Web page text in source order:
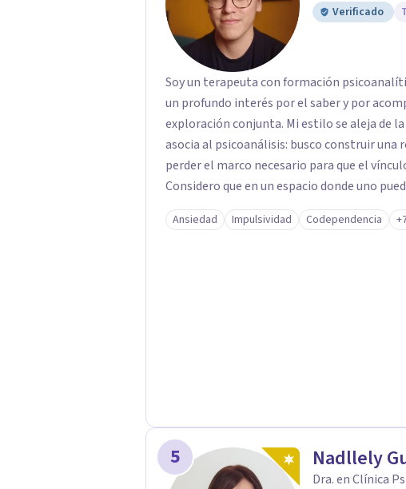
Verificado
Soy un terapeuta con formación
un profundo interés por el saber y por
exploración conjunta. Mi estilo se aleja de
asocia al psicoanálisis: busco construir una
perder el marco necesario para que el
Considero que en un espacio donde uno
es posible mirar con honestidad cómo nos
duele, y qué puede transformarse. En mi
Ansiedad Impulsividad Codependencia
5 Nadllely
Dra. en Clínica